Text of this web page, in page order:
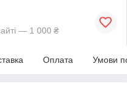
— 1 000 ₴
Оплата Умови